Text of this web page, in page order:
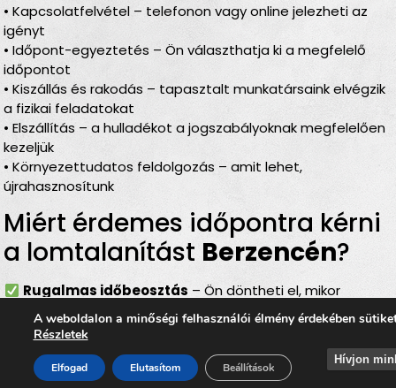
• Kapcsolatfelvétel – telefonon vagy online jelezheti az
igényt
• Időpont-egyeztetés – Ön választhatja ki a megfelelő
időpontot
• Kiszállás és rakodás – tapasztalt munkatársaink elvégzik
a fizikai feladatokat
• Elszállítás – a hulladékot a jogszabályoknak megfelelően
kezeljük
• Környezettudatos feldolgozás – amit lehet,
újrahasznosítunk
Miért érdemes időpontra kérni
a lomtalanítást Berzencén?
Rugalmas időbeosztás – Ön döntheti el, mikor
történjen a lomelszállítás Berzencén
Komplett szolgáltatás
– rakodás, szállítás és
Bírságmentes megoldás – nem kell közterületre
A weboldalon a minőségi felhasználói élmény érdekében
Részletek
Elfogad Elutasítom Beállítások
Hívjon